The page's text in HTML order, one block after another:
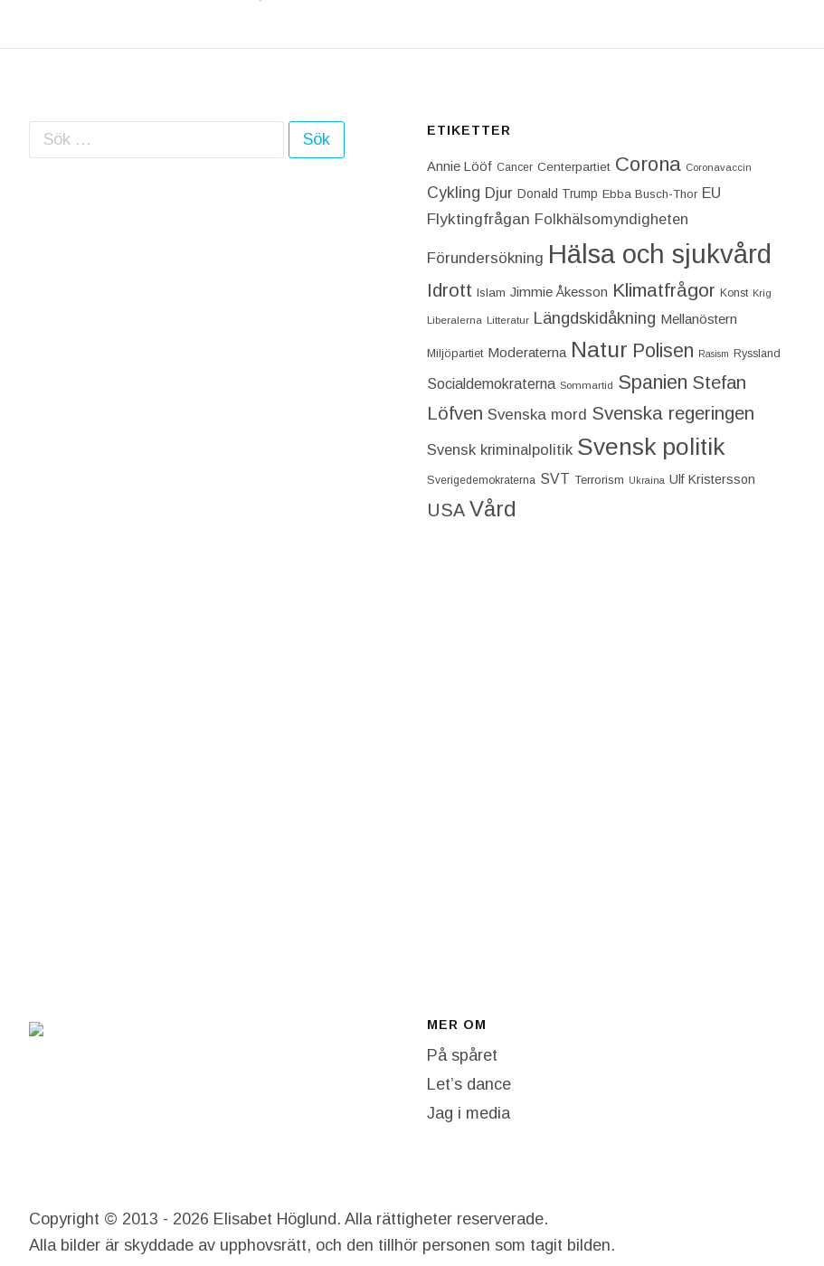
Sök efter: ETIKETTER
Annie Lööf Cancer Centerpartiet‎ Corona Coronavaccin
Cykling Djur Donald Trump Ebba Busch-Thor EU
Flyktingfrågan Folkhälsomyndigheten
Förundersökning Hälsa och sjukvård
Idrott Islam Jimmie Åkesson Klimatfrågor Konst Krig
Liberalerna Litteratur Längdskidåkning Mellanöstern
Miljöpartiet Moderaterna Natur Polisen Rasism Ryssland
Socialdemokraterna Sommartid Spanien Stefan
Löfven Svenska mord Svenska regeringen
Svensk kriminalpolitik Svensk politik
Sverigedemokraterna SVT Terrorism Ukraina Ulf Kristersson
USA Vård
MER OM
På spåret
Let’s dance
Jag i media
Copyright © 2013 - 2026 Elisabet Höglund. Alla rättigheter reserverade.
Alla bilder är skyddade av upphovsrätt, och den tillhör personen som tagit bilden.